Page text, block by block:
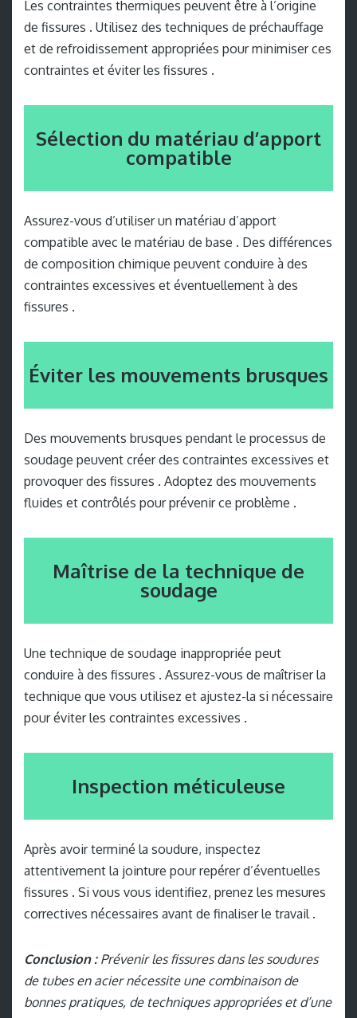
Les contraintes thermiques peuvent être à l’origine
de fissures . Utilisez des techniques de préchauffage
et de refroidissement appropriées pour minimiser ces
contraintes et éviter les fissures .
Sélection du matériau d’apport
compatible
Assurez-vous d’utiliser un matériau d’apport
compatible avec le matériau de base . Des différences
de composition chimique peuvent conduire à des
contraintes excessives et éventuellement à des
fissures .
Éviter les mouvements brusques
Des mouvements brusques pendant le processus de
soudage peuvent créer des contraintes excessives et
provoquer des fissures . Adoptez des mouvements
fluides et contrôlés pour prévenir ce problème .
Maîtrise de la technique de
soudage
Une technique de soudage inappropriée peut
conduire à des fissures . Assurez-vous de maîtriser la
technique que vous utilisez et ajustez-la si nécessaire
pour éviter les contraintes excessives .
Inspection méticuleuse
Après avoir terminé la soudure, inspectez
attentivement la jointure pour repérer d’éventuelles
fissures . Si vous vous identifiez, prenez les mesures
correctives nécessaires avant de finaliser le travail .
Conclusion :Prévenir les fissures dans les soudures
de tubes en acier nécessite une combinaison de
bonnes pratiques, de techniques appropriées et d’une